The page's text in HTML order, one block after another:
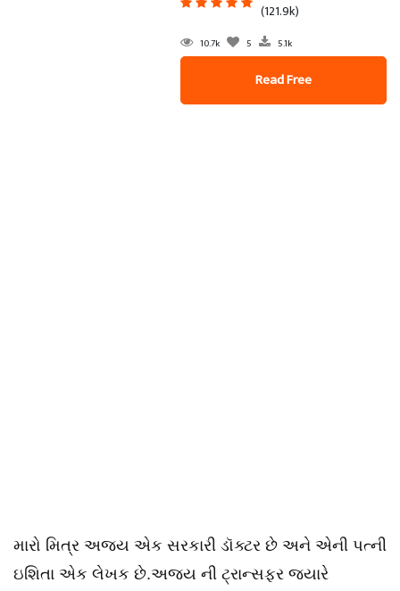
(121.9k)
10.7k 5 5.1k
Read Free
મારો મિત્ર અજય એક સરકારી ડૉક્ટર છે અને એની પત્ની
ઇશિતા એક લેખક છે.અજય ની ટ્રાન્સફર જયારે